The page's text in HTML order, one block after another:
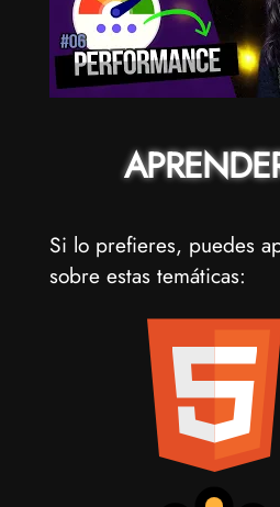
Si lo prefieres, puedes
sobre estas temáticas: